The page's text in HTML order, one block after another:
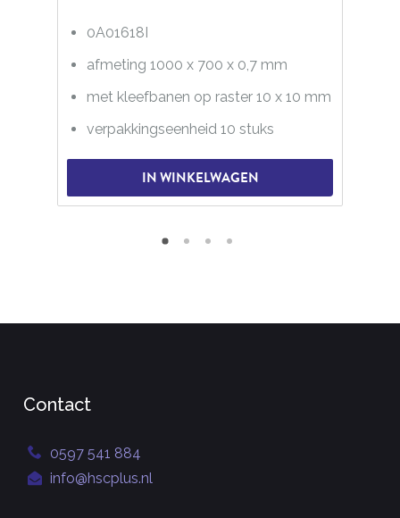
0A01618I
afmeting 1000 x 700 x 0,7 mm
met kleefbanen op raster 10 x 10 mm
verpakkingseenheid 10 stuks
IN WINKELWAGEN
Contact
0597 541 884
info@hscplus.nl